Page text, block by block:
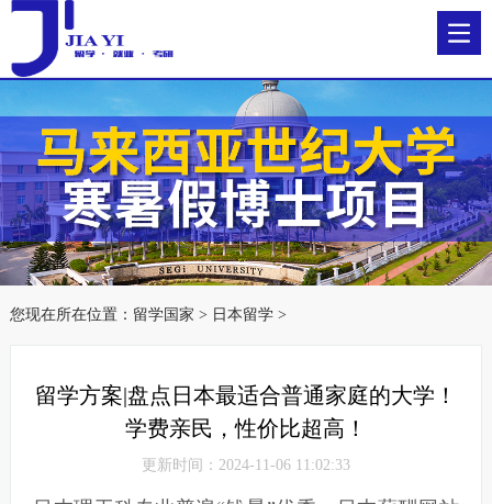
您现在所在位置： 留学国家 > 日本留学>
留学方案|盘点日本最适合普通家庭的大学！
学费亲民，性价比超高！
更新时间：2024-11-06 11:02:33